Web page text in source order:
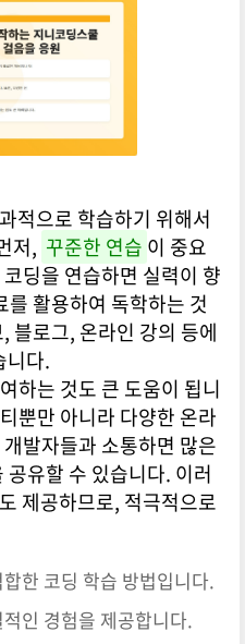
적으로 학습하기 위해서
저, 꾸준한 연습 이 중요
딩을 연습하면 실력이 향
활용하여 독학하는 것
블로그, 온라인 강의 등에
니다.
하는 것도 큰 도움이 됩니
뿐만 아니라 다양한 온라
발자들과 소통하면 많은
유할 수 있습니다. 이러
제공하므로, 적극적으로
한 코딩 학습 방법입니다.
인 경험을 제공합니다.